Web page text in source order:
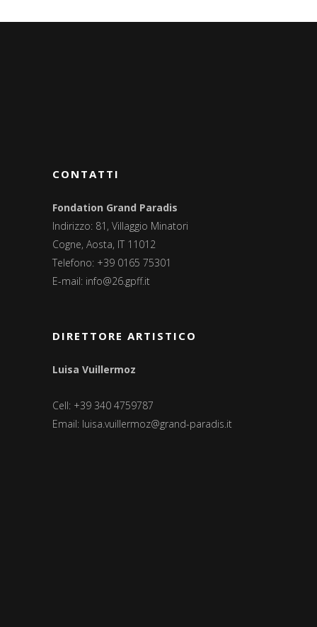
CONTATTI
Fondation Grand Paradis
Indirizzo: 81, Villaggio Minatori
Cogne, Aosta, IT 11012
Telefono: +39 0165 75301
E-mail: info@26.gpff.it
DIRETTORE ARTISTICO
Luisa Vuillermoz
Cell: +39 340 4759787
Email: luisa.vuillermoz@grand-paradis.it